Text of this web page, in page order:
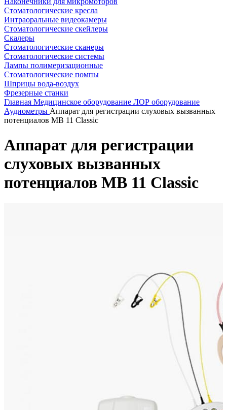
Стоматологические кресла
Интраоральные видеокамеры
Стоматологические скейлеры
Скалеры
Стоматологические сканеры
Стоматологические системы
Лампы полимеризационные
Стоматологические помпы
Шприцы вода-воздух
Фрезерные станки
Главная Медицинское оборудование ЛОР оборудование
Аудиометры Аппарат для регистрации слуховых вызванных
потенциалов MB 11 Classic
Аппарат для регистрации
слуховых вызванных
потенциалов MB 11 Classic